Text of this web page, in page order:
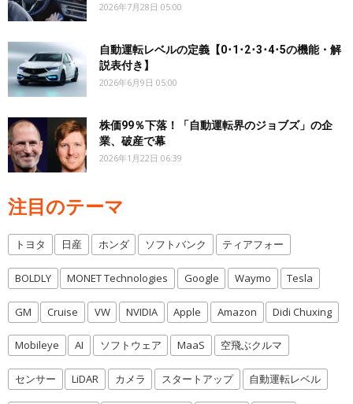
2026年7月28日 05:00
自動運転レベルの定義【0･1･2･3･4･5の機能・解
説表付き】
2026年6月9日 05:00
株価99％下落！「自動運転界のジョブズ」の企
業、破産で幕
2026年1月22日 06:39
注目のテーマ
トヨタ 日産 ホンダ ソフトバンク ティアフォー
BOLDLY MONET Technologies Google Waymo Tesla
GM Cruise VW NVIDIA Apple Amazon Didi Chuxing
Mobileye AI ソフトウェア MaaS 空飛ぶクルマ
センサー LiDAR カメラ スタートアップ 自動運転レベル